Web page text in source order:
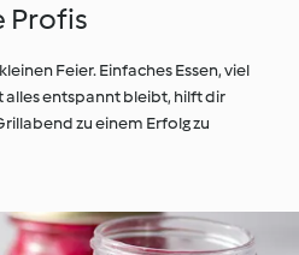
Profis
Feier. Einfaches Essen, viel
alles entspannt bleibt, hilft dir
zu einem Erfolg zu